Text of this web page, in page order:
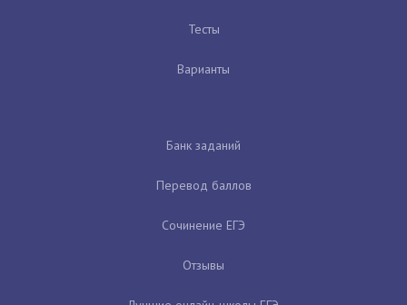
Тесты
Варианты
Банк заданий
Перевод баллов
Сочинение ЕГЭ
Отзывы